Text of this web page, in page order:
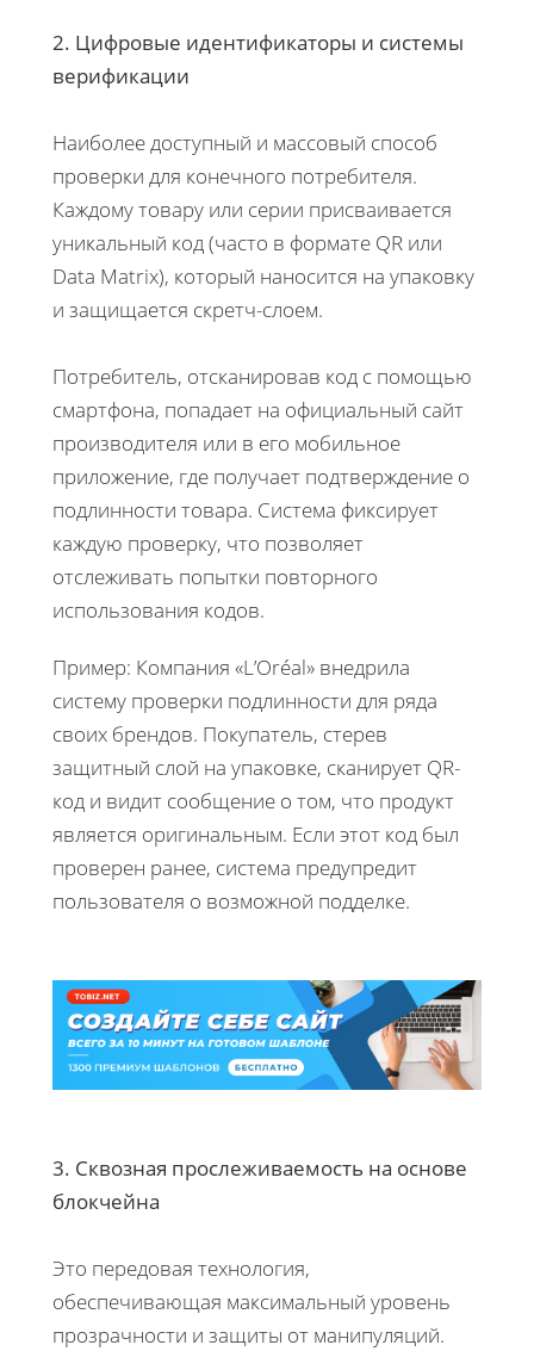
2. Цифровые идентификаторы и системы
верификации
Наиболее доступный и массовый способ
проверки для конечного потребителя.
Каждому товару или серии присваивается
уникальный код (часто в формате QR или
Data Matrix), который наносится на упаковку
и защищается скретч-слоем.
Потребитель, отсканировав код с помощью
смартфона, попадает на официальный сайт
производителя или в его мобильное
приложение, где получает подтверждение о
подлинности товара. Система фиксирует
каждую проверку, что позволяет
отслеживать попытки повторного
использования кодов.
Пример: Компания «L’Oréal» внедрила
систему проверки подлинности для ряда
своих брендов. Покупатель, стерев
защитный слой на упаковке, сканирует QR-
код и видит сообщение о том, что продукт
является оригинальным. Если этот код был
проверен ранее, система предупредит
пользователя о возможной подделке.
3. Сквозная прослеживаемость на основе
блокчейна
Это передовая технология,
обеспечивающая максимальный уровень
прозрачности и защиты от манипуляций.